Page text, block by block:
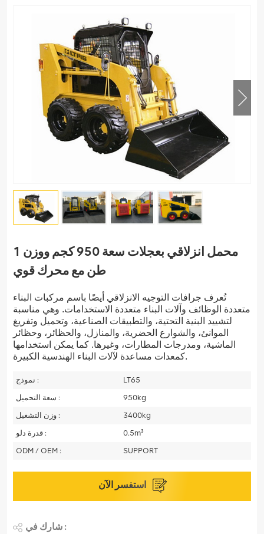
محمل انزلاقي بعجلات سعة 950 كجم ووزن 1
طن مع محرك قوي
تُعرف جرافات التوجيه الانزلاقي أيضًا باسم مركبات البناء
متعددة الوظائف وآلات البناء متعددة الاستخدامات. وهي مناسبة
لتشييد البنية التحتية، والتطبيقات الصناعية، وتحميل وتفريغ
الموانئ، والشوارع الحضرية، والمنازل، والحظائر، وحظائر
الماشية، ومدرجات المطارات، وغيرها. كما يمكن استخدامها
كمعدات مساعدة لآلات البناء الهندسية الكبيرة.
نموذج :
LT65
سعة التحميل :
950kg
وزن التشغيل :
3400kg
قدرة دلو :
0.5m³
ODM / OEM :
SUPPORT
شارك في :